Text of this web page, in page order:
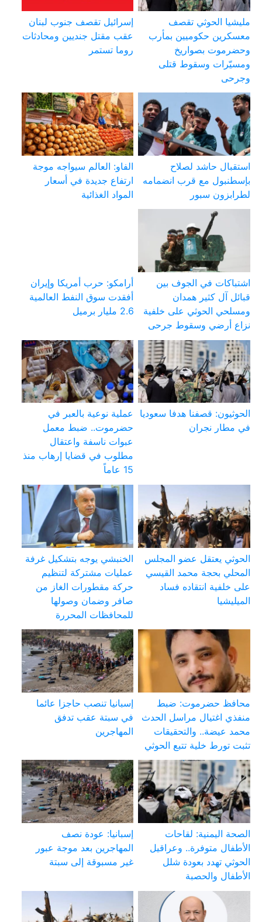
مليشيا الحوثي تقصف
معسكرين حكوميين بمأرب
وحضرموت بصواريخ
ومسيّرات وسقوط قتلى
وجرحى
إسرائيل تقصف جنوب لبنان
عقب مقتل جنديين ومحادثات
روما تستمر
استقبال حاشد لصلاح
بإسطنبول مع قرب انضمامه
لطرابزون سبور
الفاو: العالم سيواجه موجة
ارتفاع جديدة في أسعار
المواد الغذائية
اشتباكات في الجوف بين
قبائل آل كثير همدان
ومسلحي الحوثي على خلفية
نزاع أرضي وسقوط جرحى
أرامكو: حرب أمريكا وإيران
أفقدت سوق النفط العالمية
2.6 مليار برميل
الحوثيون: قصفنا هدفا سعوديا
في مطار نجران
عملية نوعية بالعبر في
حضرموت.. ضبط معمل
عبوات ناسفة واعتقال
مطلوب في قضايا إرهاب منذ
15 عاماً
الحوثي يعتقل عضو المجلس
المحلي بحجة محمد القيسي
على خلفية انتقاده فساد
الميليشيا
الخنبشي يوجه بتشكيل غرفة
عمليات مشتركة لتنظيم
حركة مقطورات الغاز من
صافر وضمان وصولها
للمحافظات المحررة
محافظ حضرموت: ضبط
منفذي اغتيال مراسل الحدث
محمد عيضة.. والتحقيقات
تثبت تورط خلية تتبع الحوثي
إسبانيا تنصب حاجزا عائما
في سبتة عقب تدفق
المهاجرين
الصحة اليمنية: لقاحات
الأطفال متوفرة.. وعراقيل
الحوثي تهدد بعودة شلل
الأطفال والحصبة
إسبانيا: عودة نصف
المهاجرين بعد موجة عبور
غير مسبوقة إلى سبتة